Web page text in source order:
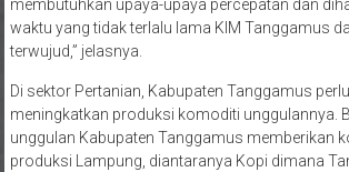
membutuhkan upaya-upaya percepatan dan
waktu yang tidak terlalu lama KIM Tanggamus
terwujud,” jelasnya.
Di sektor Pertanian, Kabupaten Tanggamus
meningkatkan produksi komoditi unggulannya.
unggulan Kabupaten Tanggamus memberikan
produksi Lampung, diantaranya Kopi dimana